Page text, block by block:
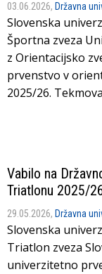
03.06.2026, Državna
Slovenska
Športna zveza
z Orientacijsko
prvenstvo v
2025/26.
Vabilo na
Triatlonu 2025/
29.05.2026, Državna
Slovenska
Triatlon zveza
univerzitetno